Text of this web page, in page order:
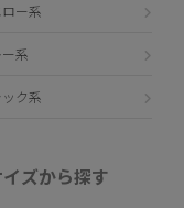
ー系
系
ク系
ズから探す